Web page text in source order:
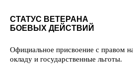
СТАТУС ВЕТЕРАНА
БОЕВЫХ ДЕЙСТВИЙ
Официальное присвоение с правом
окладу и государственные льготы.